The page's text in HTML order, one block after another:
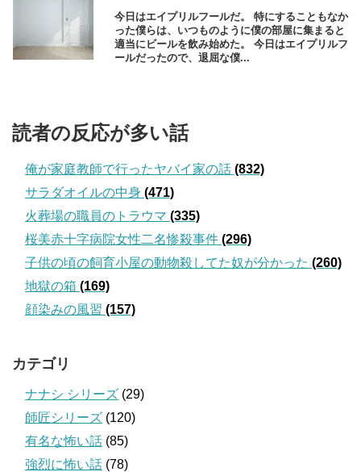
今日はエイプリルフールだ。 特にすることもなか
った僕らは、いつものように僕の部屋に集まると
適当にビールを飲み始めた。 今日はエイプリルフ
ールだったので、退屈な僕...
読者の反応が多い話
俺が家庭教師で行ったヤバイ家の話 (832)
サラダオイルの中身 (471)
火葬場の職員のトラウマ (335)
桜美赤十字病院女性二名惨殺事件 (296)
子供の頃の飼育小屋の動物殺してた奴が分かった (260)
地獄の箱 (169)
顔染みの風習 (157)
カテゴリ
ナナシ シリーズ (29)
師匠シリーズ (120)
有名な怖い話 (85)
強烈に怖い話 (78)